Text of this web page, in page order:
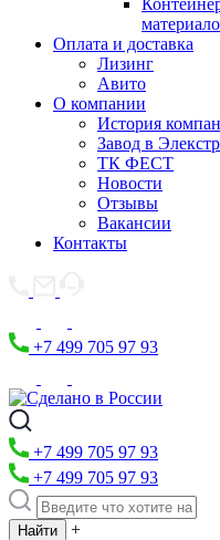
Оплата и доставка
Лизинг
Авито
О компании
История
Завод в
ТК ФЕСТ
Новости
Отзывы
Вакансии
Контакты
+7 499 705 97 93
+7 499 705 97 93
+7 499 705 97 93
+